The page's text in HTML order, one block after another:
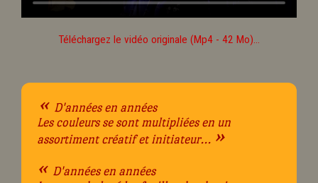
Téléchargez le vidéo originale (Mp4 - 42 Mo)...
« D'années en années
Les couleurs se sont multipliées en un
assortiment créatif et initiateur... »
« D'années en années